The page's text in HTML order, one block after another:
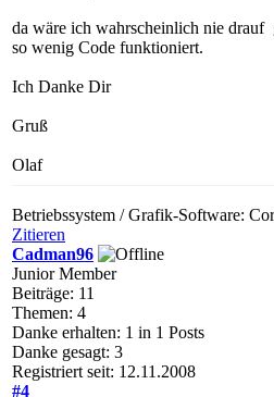
da wäre ich wahrscheinlich nie drauf
so wenig Code funktioniert.
Ich Danke Dir
Gruß
Olaf
Betriebssystem / Grafik-Software:
Zitieren
Cadman96
Junior Member
Beiträge: 11
Themen: 4
Danke erhalten: 1 in 1 Posts
Danke gesagt: 3
Registriert seit: 12.11.2008
#4